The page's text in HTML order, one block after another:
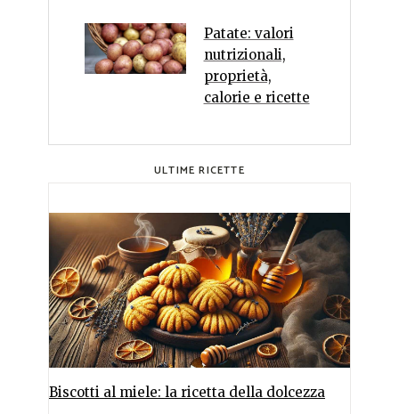
Patate: valori
nutrizionali,
proprietà,
calorie e ricette
ULTIME RICETTE
Biscotti al miele: la ricetta della dolcezza